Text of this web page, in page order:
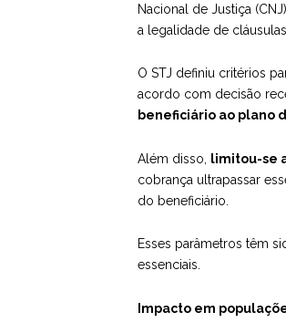
Nacional de Justiça
a legalidade de
O STJ definiu critérios
acordo com decisão
beneficiário ao plano
Além disso, limitou-se
cobrança ultrapassar
do beneficiário.
Esses parâmetros têm
essenciais.
Impacto em